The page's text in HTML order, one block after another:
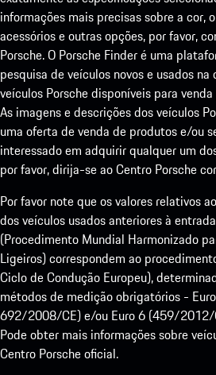
informações mais precisas sobre a cor,
acessórios e outras opções, por favor,
Porsche. O Porsche Finder é uma
pesquisa de veículos novos e usados
veículos Porsche disponíveis para
As imagens e descrições dos veículos
uma oferta de venda de produtos e/ou
interessado em adquirir qualquer um
por favor, dirija-se ao Centro Porsche
Por favor note que os valores relativos
dos veículos usados anteriores à
(Procedimento Mundial Harmonizado
Ligeiros) correspondem ao
Ciclo de Condução Europeu),
métodos de medição obrigatórios -
692/2008/CE) e/ou Euro 6 (459/2012/
Pode obter mais informações sobre
Centro Porsche oficial.